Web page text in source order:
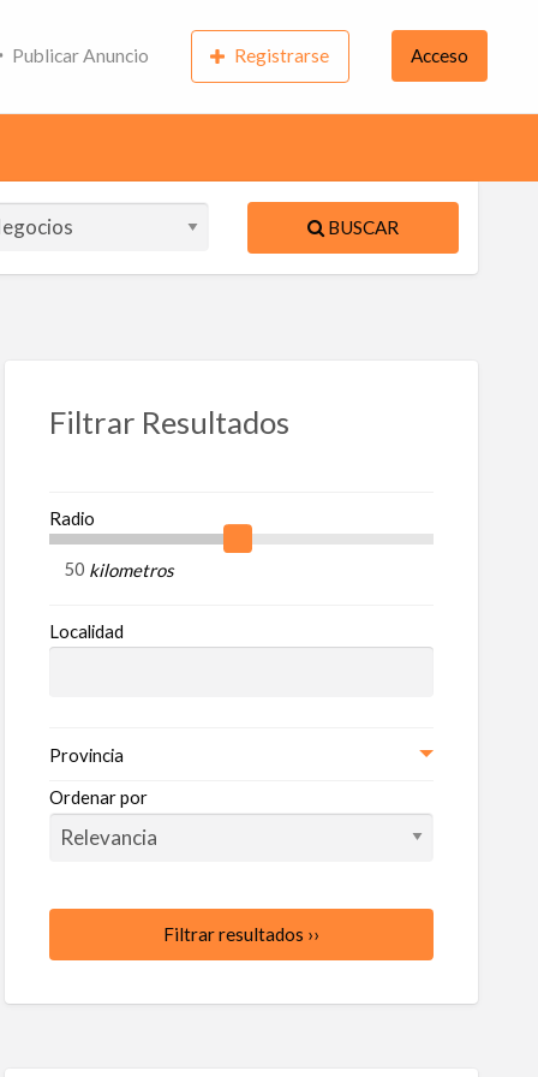
Publicar Anuncio Registrarse Acceso
BUSCAR
Filtrar Resultados
Radio
kilometros
Localidad
Provincia
Ordenar por
Filtrar resultados ››